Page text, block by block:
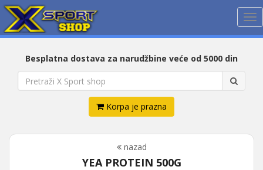
Besplatna dostava za narudžbine veće od 5000 din
Korpa je prazna
nazad
YEA PROTEIN 500G